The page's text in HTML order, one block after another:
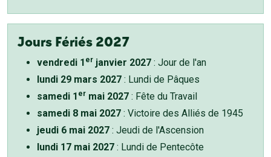
Jours Fériés 2027
vendredi 1 er janvier 2027 : Jour de l'an
lundi 29 mars 2027 : Lundi de Pâques
samedi 1 er mai 2027 : Fête du Travail
samedi 8 mai 2027 : Victoire des Alliés de 1945
jeudi 6 mai 2027 : Jeudi de l'Ascension
lundi 17 mai 2027 : Lundi de Pentecôte